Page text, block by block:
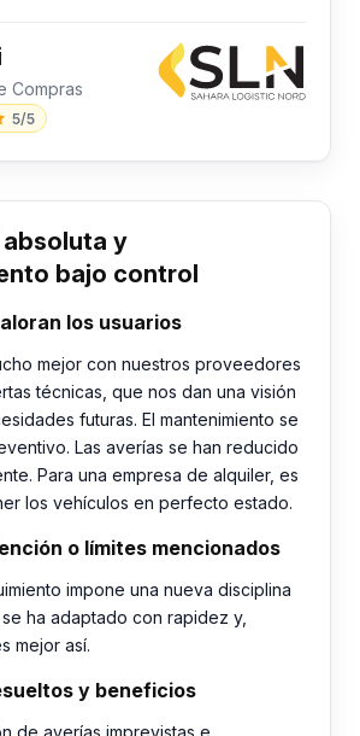
Compras
5/5
y
bajo control
los usuarios
mejor con nuestros proveedores
técnicas, que nos dan una visión
futuras. El mantenimiento se
Las averías se han reducido
Para una empresa de alquiler, es
los vehículos en perfecto estado.
o límites mencionados
impone una nueva disciplina
ha adaptado con rapidez y,
mejor así.
y beneficios
de averías imprevistas e